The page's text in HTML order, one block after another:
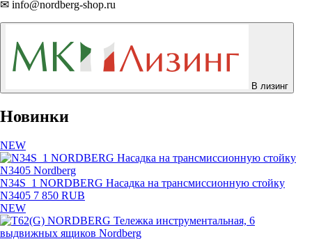
✉ info@nordberg-shop.ru
В лизинг
Новинки
NEW
N34S_1 NORDBERG Насадка на трансмиссионную стойку
N3405 7 850 RUB
NEW